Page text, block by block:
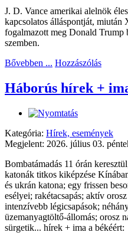
J. D. Vance amerikai alelnök
kapcsolatos álláspontját,
fogalmazott meg Donald Trump
szemben.
Bővebben ... Hozzászólás
Háborús hírek +
Kategória: Hírek, események
Megjelent: 2026. július 03.
Bombatámadás 11 órán
katonák titkos kiképzése
és ukrán katona; egy frissen
esélyei; rakétacsapás; aktív
intenzívebb légicsapások;
üzemanyagtöltő-állomás; orosz
sürgetik... hírek + ima a békéért: